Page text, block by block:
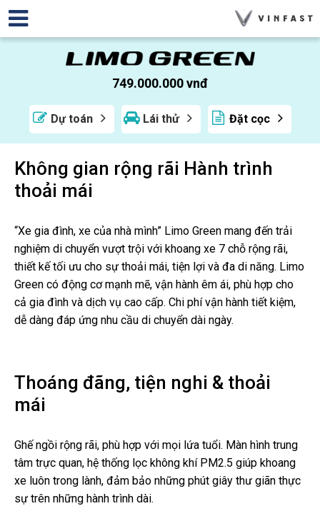
749.000.000 vnđ
Dự toán Lái thử Đặt cọc
Không gian rộng rãi Hành trình
thoải mái
“Xe gia đình, xe của nhà mình” Limo Green mang đến trải
nghiệm di chuyển vượt trội với khoang xe 7 chỗ rộng rãi,
thiết kế tối ưu cho sự thoải mái, tiện lợi và đa di năng. Limo
Green có động cơ mạnh mẽ, vận hành êm ái, phù hợp cho
cả gia đình và dịch vụ cao cấp. Chi phí vận hành tiết kiệm,
dễ dàng đáp ứng nhu cầu di chuyển dài ngày.
Thoáng đãng, tiện nghi & thoải
mái
Ghế ngồi rộng rãi, phù hợp với mọi lứa tuổi. Màn hình trung
tâm trực quan, hệ thống lọc không khí PM2.5 giúp khoang
xe luôn trong lành, đảm bảo những phút giây thư giãn thực
sự trên những hành trình dài.